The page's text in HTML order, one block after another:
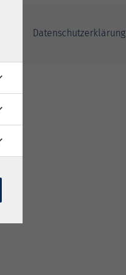
Datenschutzerklärung